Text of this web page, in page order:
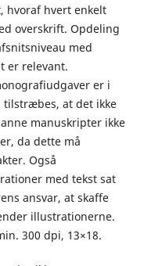
hvoraf hvert enkelt
overskrift. Opdeling
med
er relevant.
er i
at det ikke
manuskripter ikke
da dette må
Også
med tekst sat
ansvar, at skaffe
illustrationerne.
300 dpi, 13×18.